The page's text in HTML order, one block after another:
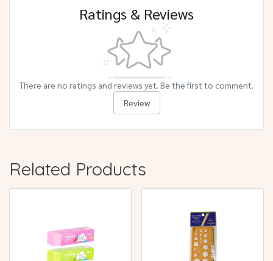
Ratings & Reviews
There are no ratings and reviews yet. Be the first to comment.
Review
Related Products